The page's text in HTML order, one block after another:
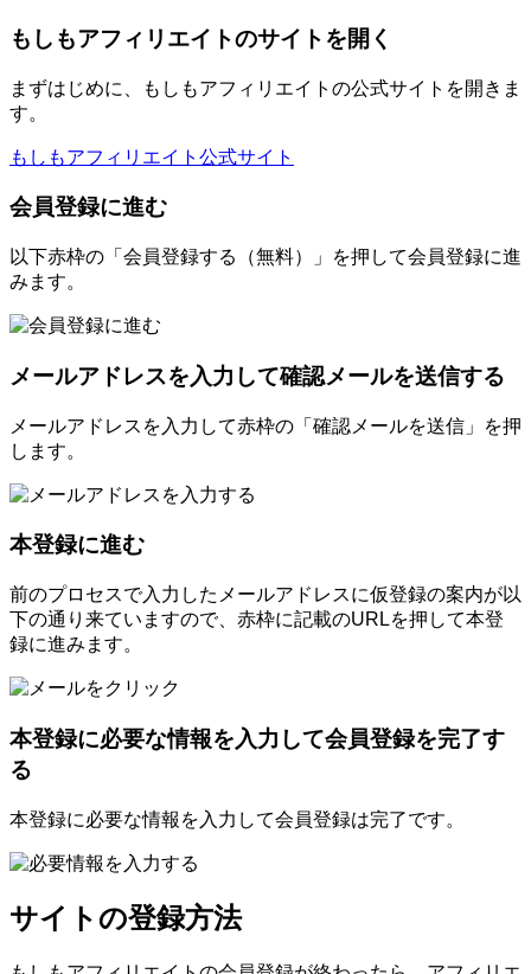
もしもアフィリエイトのサイトを開く
まずはじめに、もしもアフィリエイトの公式サイトを開きま
す。
もしもアフィリエイト公式サイト
会員登録に進む
以下赤枠の「会員登録する（無料）」を押して会員登録に進
みます。
メールアドレスを入力して確認メールを送信する
メールアドレスを入力して赤枠の「確認メールを送信」を押
します。
本登録に進む
前のプロセスで入力したメールアドレスに仮登録の案内が以
下の通り来ていますので、赤枠に記載のURLを押して本登
録に進みます。
本登録に必要な情報を入力して会員登録を完了す
る
本登録に必要な情報を入力して会員登録は完了です。
サイトの登録方法